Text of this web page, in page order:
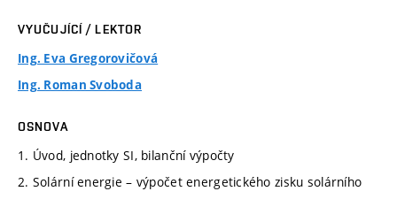
VYUČUJÍCÍ / LEKTOR
Ing. Eva Gregorovičová
Ing. Roman Svoboda
OSNOVA
1. Úvod, jednotky SI, bilanční výpočty
2. Solární energie – výpočet energetického zisku solárního